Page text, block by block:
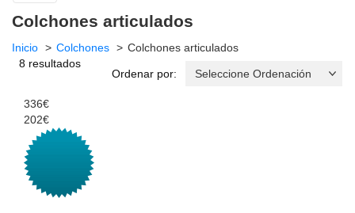
Colchones articulados
Inicio Colchones
Colchones articulados
8 resultados
Ordenar por:
336€
202€